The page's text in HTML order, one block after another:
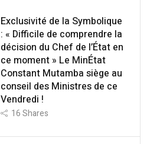
Exclusivité de la Symbolique
: « Difficile de comprendre la
décision du Chef de l’État en
ce moment » Le MinÉtat
Constant Mutamba siège au
conseil des Ministres de ce
Vendredi !
16Shares